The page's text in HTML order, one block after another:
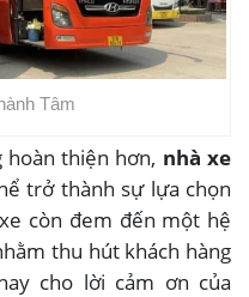
Tâm
hoàn thiện hơn, nhà xe
trở thành sự lựa chọn
còn đem đến một hệ
thu hút khách hàng
cho lời cảm ơn của